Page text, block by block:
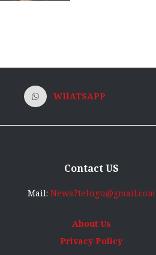
WHATSAPP
Contact US
Mail: News7telugu@gmail.com
About Us
Privacy Policy